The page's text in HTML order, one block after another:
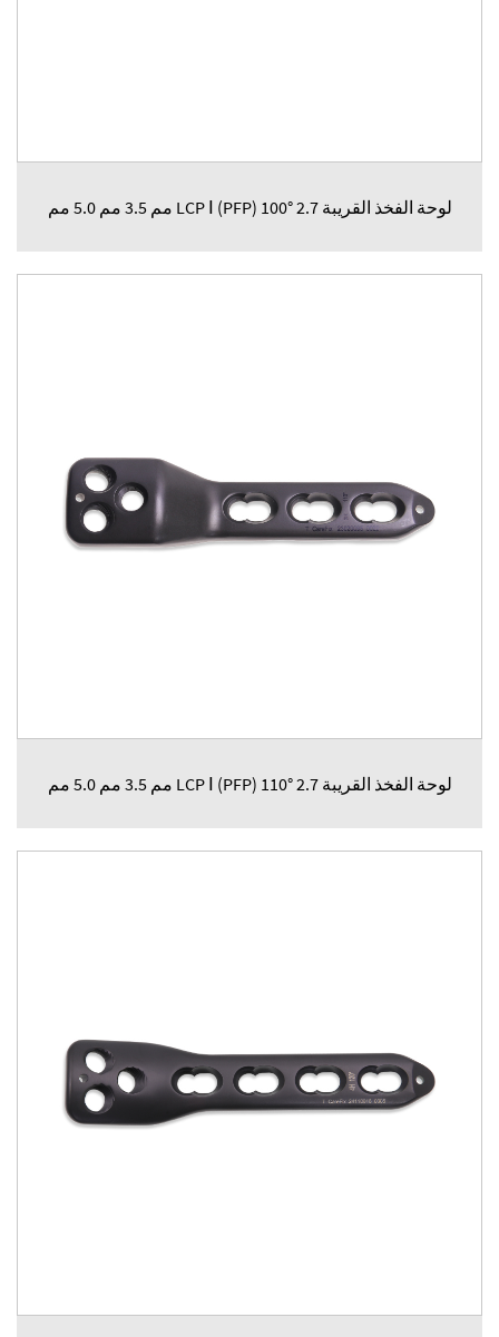
لوحة الفخذ القريبة LCP Ⅰ (PFP) 100° 2.7 مم 3.5 مم 5.0 مم
لوحة الفخذ القريبة LCP Ⅰ (PFP) 110° 2.7 مم 3.5 مم 5.0 مم